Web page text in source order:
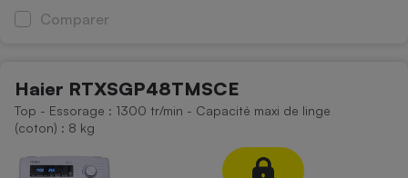
Comparer
Haier RTXSGP48TMSCE
Top - Essorage : 1300 tr/min - Capacité maxi de linge
(coton) : 8 kg